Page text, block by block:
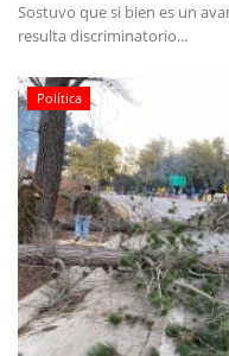
Sostuvo que si bien es un
resulta discriminatorio...
Política